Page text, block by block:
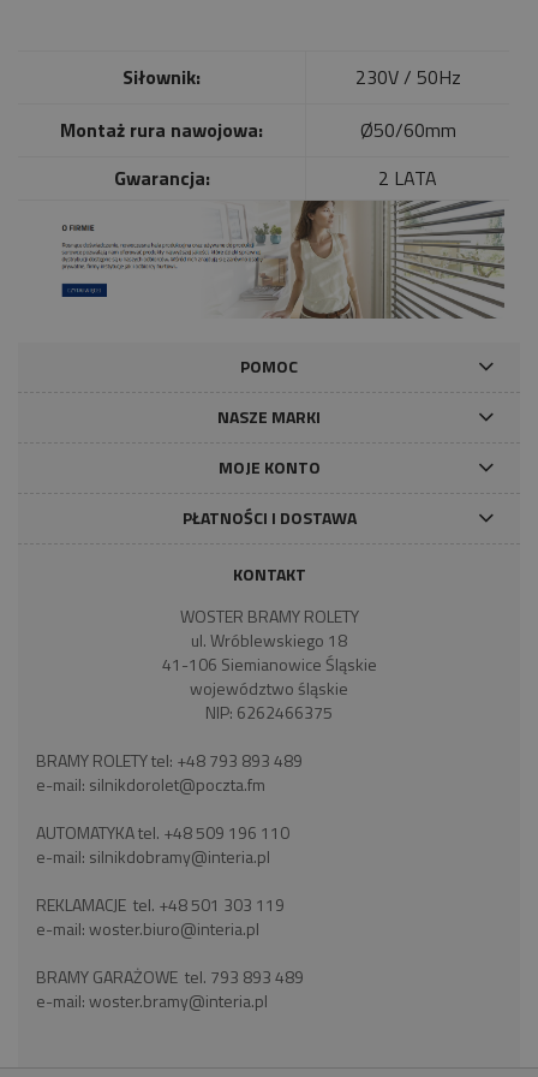
Siłownik:
230V / 50Hz
Montaż rura nawojowa:
Ø50/60mm
Gwarancja:
2 LATA
POMOC
NASZE MARKI
MOJE KONTO
PŁATNOŚCI I DOSTAWA
KONTAKT
WOSTER BRAMY ROLETY
ul. Wróblewskiego 18
41-106 Siemianowice Śląskie
województwo śląskie
NIP: 6262466375
BRAMY ROLETY tel: +48 793 893 489
e-mail: silnikdorolet@poczta.fm
AUTOMATYKA tel. +48 509 196 110
e-mail: silnikdobramy@interia.pl
REKLAMACJE tel. +48 501 303 119
e-mail:woster.biuro@interia.pl
BRAMY GARAŻOWE tel. 793 893 489
e-mail:woster.bramy@interia.pl